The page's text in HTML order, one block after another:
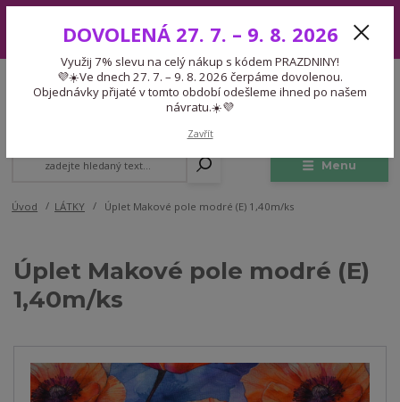
7. – 9. 8. 2026 čerpáme dovolenou. Objednávky přijaté v tomto období
odešleme ihned po našem návratu.☀️💜
Menu
CZK
Expedice 775 866 913
Po-Čt 9-15:30 Pá 9-14:30 Pauza 13-13:45
Úvod LÁTKY Úplet Makové pole modré (E) 1,40m/ks
Úplet Makové pole modré (E)
1,40m/ks
DOVOLENÁ 27. 7. – 9. 8. 2026
Využij 7% slevu na celý nákup s kódem PRAZDNINY!
💜☀️Ve dnech 27. 7. – 9. 8. 2026 čerpáme dovolenou.
Objednávky přijaté v tomto období odešleme ihned po našem
návratu.☀️💜
Zavřít